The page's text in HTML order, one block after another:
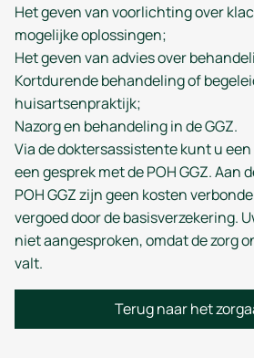
Het geven van voorlichting over
mogelijke oplossingen;
Het geven van advies over
Kortdurende behandeling of
huisartsenpraktijk;
Nazorg en behandeling in de GGZ.
Via de doktersassistente kunt u
een gesprek met de POH GGZ. Aan
POH GGZ zijn geen kosten
vergoed door de basisverzekering.
niet aangesproken, omdat de zorg
valt.
Terug naar het